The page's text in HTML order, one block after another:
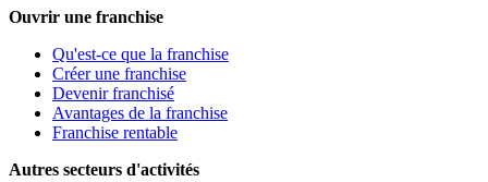
Ouvrir une franchise
Qu'est-ce que la franchise
Créer une franchise
Devenir franchisé
Avantages de la franchise
Franchise rentable
Autres secteurs d'activités